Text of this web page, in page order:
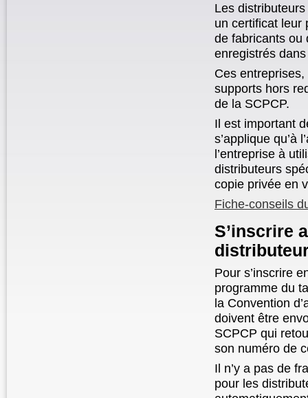
Les
un certificat leur
de fabricants ou
enregistrés
Ces
supports hors
de la SCPCP.
Il est important
s’applique qu’à
l’entreprise à
distributeurs
copie privée en
Fiche-conseils
S’inscrire
Pour s’inscrire
programme du
la Convention
doivent être
SCPCP qui
son numéro de
Il n’y a pas de
pour les